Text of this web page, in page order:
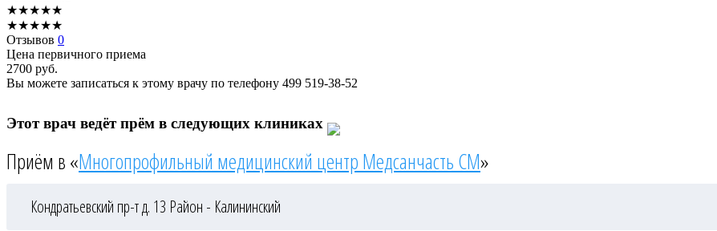
★★★★★
★★★★★
Отзывов 0
Цена первичного приема
2700 руб.
Вы можете записаться к этому врачу по телефону 499 519-38-52
Этот врач ведёт прём в следующих клиниках
Приём в «Многопрофильный медицинский центр Медсанчасть СМ»
Кондратьевский пр-т д. 13 Район - Калининский